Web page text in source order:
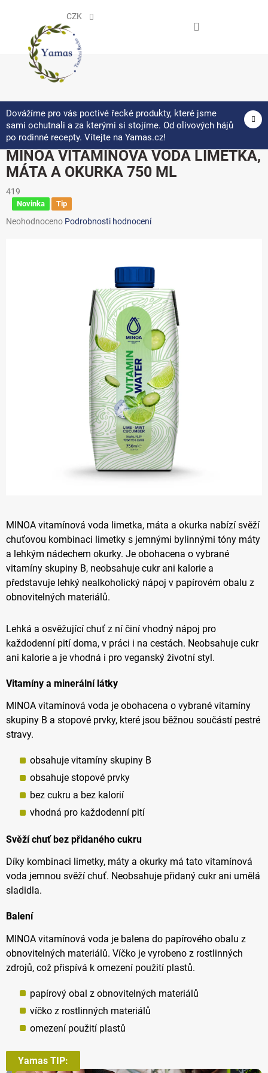
CZK
Dovážíme pro vás poctivé řecké produkty, které jsme
sami ochutnali a za kterými si stojíme. Od olivových hájů
po rodinné recepty. Vítejte na Yamas.cz!
MINOA VITAMÍNOVÁ VODA LIMETKA,
MÁTA A OKURKA 750 ML
419
Novinka Tip
Průměrné
Neohodnoceno Podrobnosti hodnocení
MINOA vitamínová voda limetka, máta a okurka nabízí svěží
chuťovou kombinaci limetky s jemnými bylinnými tóny máty
a lehkým nádechem okurky. Je obohacena o vybrané
vitamíny skupiny B, neobsahuje cukr ani kalorie a
představuje lehký nealkoholický nápoj v papírovém obalu z
obnovitelných materiálů.
Lehká a osvěžující chuť z ní činí vhodný nápoj pro
každodenní pití doma, v práci i na cestách. Neobsahuje cukr
ani kalorie a je vhodná i pro veganský životní styl.
Vitamíny a minerální látky
MINOA vitamínová voda je obohacena o vybrané vitamíny
skupiny B a stopové prvky, které jsou běžnou součástí pestré
stravy.
obsahuje vitamíny skupiny B
obsahuje stopové prvky
bez cukru a bez kalorií
vhodná pro každodenní pití
Svěží chuť bez přidaného cukru
Díky kombinaci limetky, máty a okurky má tato vitamínová
voda jemnou svěží chuť. Neobsahuje přidaný cukr ani umělá
sladidla.
Balení
MINOA vitamínová voda je balena do papírového obalu z
obnovitelných materiálů. Víčko je vyrobeno z rostlinných
zdrojů, což přispívá k omezení použití plastů.
papírový obal z obnovitelných materiálů
víčko z rostlinných materiálů
omezení použití plastů
Yamas TIP: